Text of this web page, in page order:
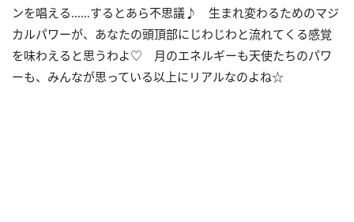
ンを唱える……するとあら不思議♪ 生まれ変わるためのマジ
カルパワーが、あなたの頭頂部にじわじわと流れてくる感覚
を味わえると思うわよ♡ 月のエネルギーも天使たちのパワ
ーも、みんなが思っている以上にリアルなのよね☆